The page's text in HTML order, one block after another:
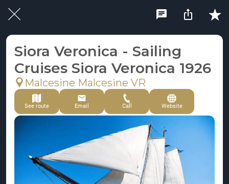
Siora Veronica - Sailing
Cruises Siora Veronica 1926
Malcesine Malcesine VR
See route Email Call Website